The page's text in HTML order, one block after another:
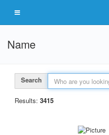
Name
Search
Results: 3415